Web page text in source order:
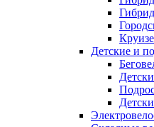
Детские и